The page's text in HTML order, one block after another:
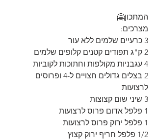
המתכון🤗
מצרכים:
3 כרעיים שלמים ללא עור
2 ק"ג תפודים קטנים קלופים שלמים
4 עגבניות מקולפות וחתוכות לקוביות
2 בצלים גדולים חצויים ל-4 ופרוסים
לרצועות
3 שיני שום קצוצות
1 פלפל אדום פרוס לרצועות
1 פלפל ירוק פרוס לרצועות
1/2 פלפל חריף ירוק קצוץ